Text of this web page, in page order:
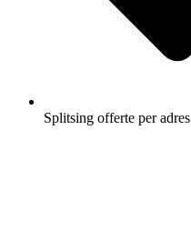
Splitsing offerte per adres